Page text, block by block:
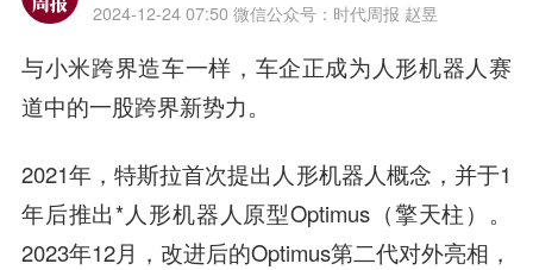
2024-12-24 07:50 微信公众号：时代周报 赵昱
与小米跨界造车一样，车企正成为人形机器人赛
道中的一股跨界新势力。
2021年，特斯拉首次提出人形机器人概念，并于1
年后推出*人形机器人原型Optimus（擎天柱）。
2023年12月，改进后的Optimus第二代对外亮相，